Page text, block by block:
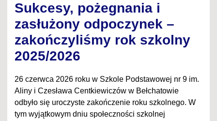
Sukcesy, pożegnania i
zasłużony odpoczynek –
zakończyliśmy rok szkolny
2025/2026
26 czerwca 2026 roku w Szkole Podstawowej nr 9 im.
Aliny i Czesława Centkiewiczów w Bełchatowie
odbyło się uroczyste zakończenie roku szkolnego. W
tym wyjątkowym dniu społeczności szkolnej